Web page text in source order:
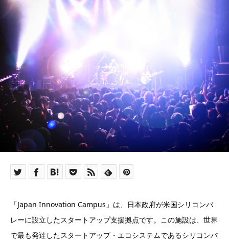
「Japan Innovation Campus」は、日本政府が米国シリコンバ
レーに設立したスタートアップ支援拠点です。この施設は、世界
で最も発達したスタートアップ・エコシステムであるシリコンバ